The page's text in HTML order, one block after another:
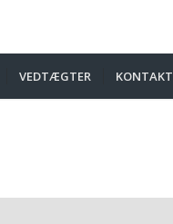
VEDTÆGTER KONTAKT